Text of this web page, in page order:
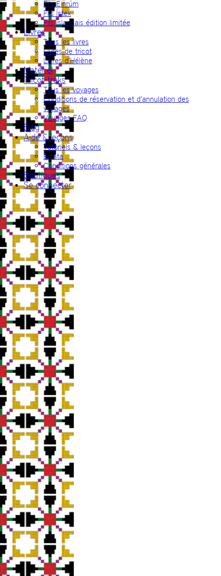
Fils Einrúm
Fils Ístex
Fils islandais édition limitée
Livres
Tous les livres
Livres de tricot
Livres d’Hélène
Matériel
Tricot-treks
Tous les voyages
Conditions de réservation et d’annulation des
voyages
Voyages FAQ
Blog
Aide & leçons
Tutoriels & leçons
Errata
Conditions générales
Boutiques
Se connecter